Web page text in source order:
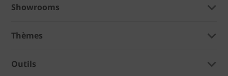
Showrooms
Thèmes
Outils